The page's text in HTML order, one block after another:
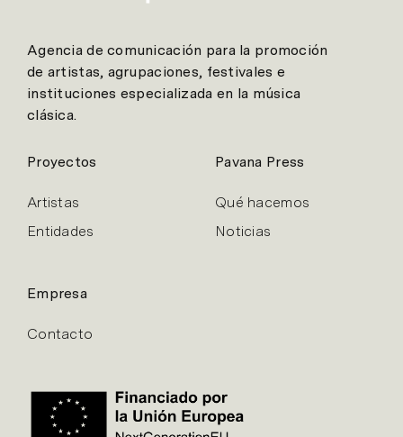
Agencia de comunicación para la promoción
de artistas, agrupaciones, festivales e
instituciones especializada en la música
clásica.
Proyectos
Artistas
Entidades
Pavana Press
Qué hacemos
Noticias
Empresa
Contacto